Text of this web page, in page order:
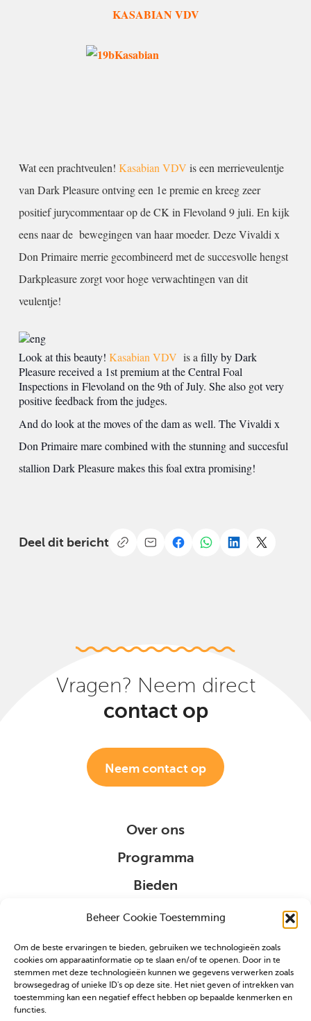
Beheer Cookie Toestemming
Om de beste ervaringen te bieden, gebruiken we technologieën zoals
cookies om apparaatinformatie op te slaan en/of te openen. Door in te
stemmen met deze technologieën kunnen we gegevens verwerken zoals
browsegedrag of unieke ID's op deze site. Het niet geven of intrekken van
toestemming kan een negatief effect hebben op bepaalde kenmerken en
functies.
KASABIAN VDV
Wat een prachtveulen! Kasabian VDV is een merrieveulentje
van Dark Pleasure ontving een 1e premie en kreeg zeer
positief jurycommentaar op de CK in Flevoland 9 juli. En kijk
eens naar de bewegingen van haar moeder. Deze Vivaldi x
Don Primaire merrie gecombineerd met de succesvolle hengst
Darkpleasure zorgt voor hoge verwachtingen van dit
veulentje!
Look at this beauty! Kasabian VDV is afilly by Dark
Pleasure received a 1st premium at the Central Foal
Inspections in Flevoland on the 9th of July. She also got very
positive feedback from the judges.
And do look at the moves of the dam as well. The Vivaldi x
Don Primaire mare combined with the stunning and succesful
stallion Dark Pleasure makes this foal extra promising!
Deel dit bericht
Vragen? Neem direct
contact op
Neem contact op
Over ons
Programma
Bieden
Organisatie
Sponsoring
VIP